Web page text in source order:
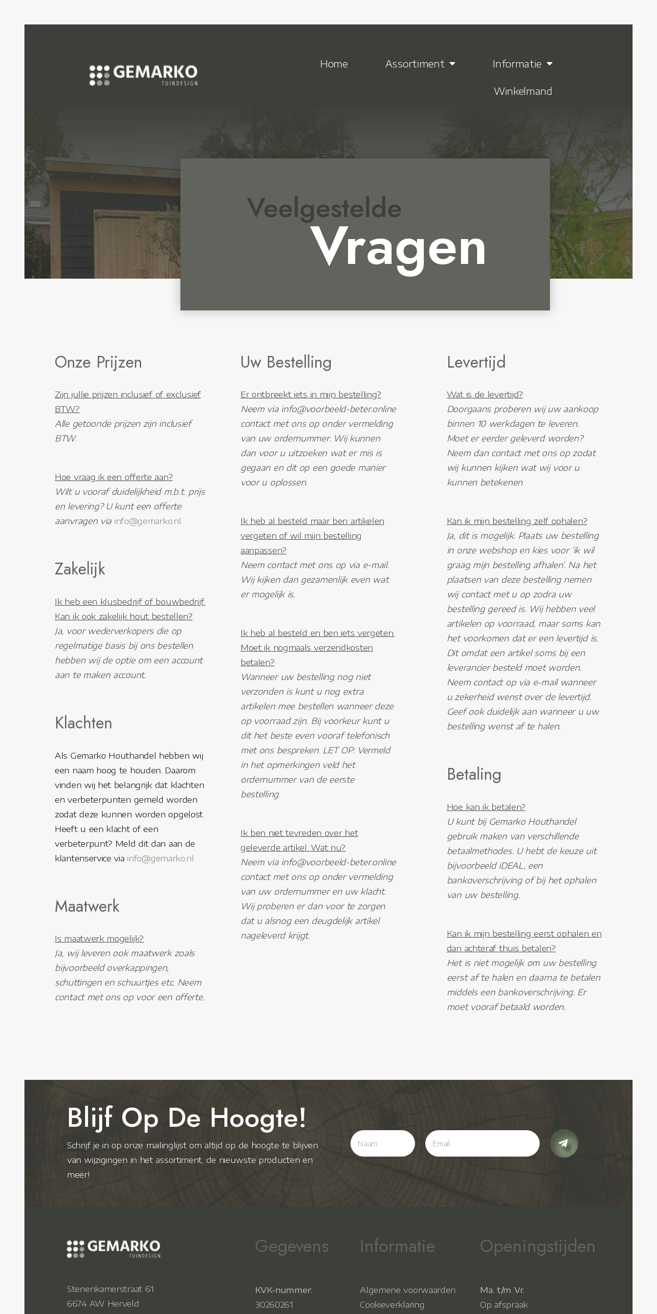
Home Assortiment Informatie
Winkelmand
Veelgestelde
Vragen
Onze Prijzen
Zijn jullie prijzen inclusief of exclusief
BTW?
Alle getoonde prijzen zijn inclusief
BTW.
Hoe vraag ik een offerte aan?
Wilt u vooraf duidelijkheid m.b.t. prijs
en levering? U kunt een offerte
aanvragen via info@gemarko.nl
Zakelijk
Ik heb een klusbedrijf of bouwbedrijf.
Kan ik ook zakelijk hout bestellen?
Ja, voor wederverkopers die op
regelmatige basis bij ons bestellen
hebben wij de optie om een account
aan te maken account.
Klachten
Als Gemarko Houthandel hebben wij
een naam hoog te houden. Daarom
vinden wij het belangrijk dat klachten
en verbeterpunten gemeld worden
zodat deze kunnen worden opgelost.
Heeft u een klacht of een
verbeterpunt? Meld dit dan aan de
klantenservice via info@gemarko.nl
Maatwerk
Is maatwerk mogelijk?
Ja, wij leveren ook maatwerk zoals
bijvoorbeeld overkappingen,
schuttingen en schuurtjes etc. Neem
contact met ons op voor een offerte.
Uw Bestelling
Er ontbreekt iets in mijn bestelling?
Neem via info@voorbeeld-beter.online
contact met ons op onder vermelding
van uw ordernummer. Wij kunnen
dan voor u uitzoeken wat er mis is
gegaan en dit op een goede manier
voor u oplossen.
Ik heb al besteld maar ben artikelen
vergeten of wil mijn bestelling
aanpassen?
Neem contact met ons op via e-mail.
Wij kijken dan gezamenlijk even wat
er mogelijk is.
Ik heb al besteld en ben iets vergeten.
Moet ik nogmaals verzendkosten
betalen?
Wanneer uw bestelling nog niet
verzonden is kunt u nog extra
artikelen mee bestellen wanneer deze
op voorraad zijn. Bij voorkeur kunt u
dit het beste even vooraf telefonisch
met ons bespreken. LET OP: Vermeld
in het opmerkingen veld het
ordernummer van de eerste
bestelling.
Ik ben niet tevreden over het
geleverde artikel. Wat nu?
Neem via info@voorbeeld-beter.online
contact met ons op onder vermelding
van uw ordernummer en uw klacht.
Wij proberen er dan voor te zorgen
dat u alsnog een deugdelijk artikel
nageleverd krijgt.
Levertijd
Wat is de levertijd?
Doorgaans proberen wij uw aankoop
binnen 10 werkdagen te leveren.
Moet er eerder geleverd worden?
Neem dan contact met ons op zodat
wij kunnen kijken wat wij voor u
kunnen betekenen.
Kan ik mijn bestelling zelf ophalen?
Ja, dit is mogelijk. Plaats uw bestelling
in onze webshop en kies voor ‘ik wil
graag mijn bestelling afhalen’. Na het
plaatsen van deze bestelling nemen
wij contact met u op zodra uw
bestelling gereed is. Wij hebben veel
artikelen op voorraad, maar soms kan
het voorkomen dat er een levertijd is.
Dit omdat een artikel soms bij een
leverancier besteld moet worden.
Neem contact op via e-mail wanneer
u zekerheid wenst over de levertijd.
Geef ook duidelijk aan wanneer u uw
bestelling wenst af te halen.
Betaling
Hoe kan ik betalen?
U kunt bij Gemarko Houthandel
gebruik maken van verschillende
betaalmethodes. U hebt de keuze uit
bijvoorbeeld iDEAL, een
bankoverschrijving of bij het ophalen
van uw bestelling.
Kan ik mijn bestelling eerst ophalen en
dan achteraf thuis betalen?
Het is niet mogelijk om uw bestelling
eerst af te halen en daarna te betalen
middels een bankoverschrijving. Er
moet vooraf betaald worden.
Blijf Op De Hoogte!
Schrijf je in op onze mailinglijst om altijd op de hoogte te blijven
van wijzigingen in het assortiment, de nieuwste producten en
meer!
Stenenkamerstraat 61
6674 AW Herveld
Gegevens
KVK-nummer:
30260261
Informatie
Algemene voorwaarden
Cookieverklaring
Openingstijden
Ma. t/m Vr.
Op afspraak